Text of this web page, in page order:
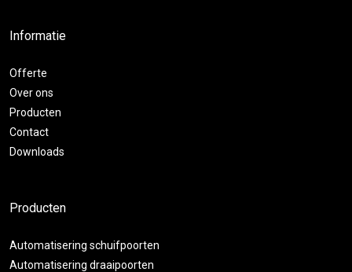
Informatie
Offerte
Over ons
Producten
Contact
Downloads
Producten
Automatisering schuifpoorten
Automatisering draaipoorten